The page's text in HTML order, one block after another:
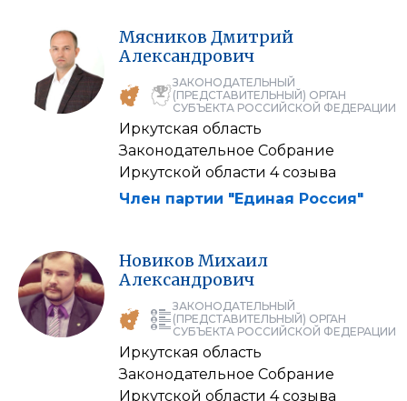
Мясников Дмитрий
Александрович
ЗАКОНОДАТЕЛЬНЫЙ
(ПРЕДСТАВИТЕЛЬНЫЙ) ОРГАН
СУБЪЕКТА РОССИЙСКОЙ ФЕДЕРАЦИИ
Иркутская область
Законодательное Собрание
Иркутской области 4 созыва
Член партии "Единая Россия"
Новиков Михаил
Александрович
ЗАКОНОДАТЕЛЬНЫЙ
(ПРЕДСТАВИТЕЛЬНЫЙ) ОРГАН
СУБЪЕКТА РОССИЙСКОЙ ФЕДЕРАЦИИ
Иркутская область
Законодательное Собрание
Иркутской области 4 созыва